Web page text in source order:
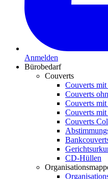
Anmelden
Bürobedarf
Couverts
Couverts mit
Couverts
Couverts
Couverts mit
Couverts
CD-Hüllen